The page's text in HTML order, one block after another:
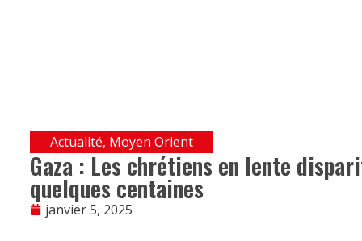
Actualité, Moyen Orient
Gaza : Les chrétiens en lente
quelques centaines
janvier 5, 2025